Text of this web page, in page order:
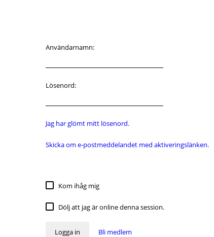
Användarnamn:
Lösenord:
Jag har glömt mitt lösenord.
Skicka om e-postmeddelandet med aktiveringslänken.
Kom ihåg mig
Dölj att jag är online denna session.
Logga in Bli medlem